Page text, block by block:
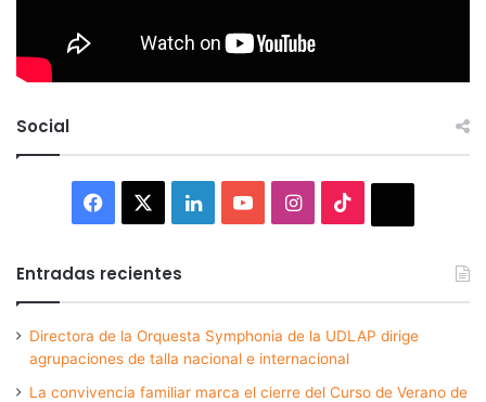
Social
Facebook LinkedInYouTubeInstagram
Entradas recientes
Directora de la Orquesta Symphonia de la UDLAP dirige
agrupaciones de talla nacional e internacional
La convivencia familiar marca el cierre del Curso de Verano de